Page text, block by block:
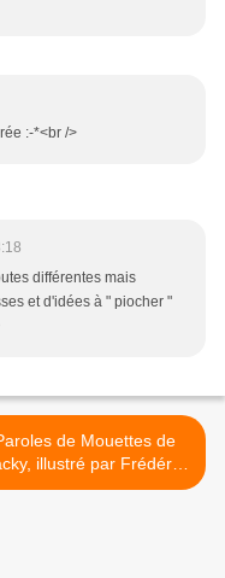
:-*<br />
différentes mais
et d'idées à " piocher "
de Mouettes de
illustré par Frédéric
Bon >